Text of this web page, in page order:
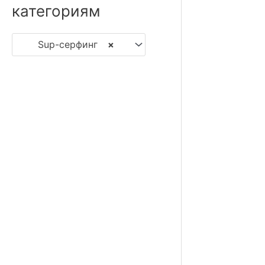
категориям
×
Sup-серфинг